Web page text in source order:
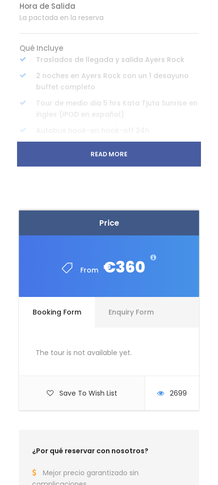
Price
From €360
Booking Form Enquiry Form
The tour is not available yet.
Save To Wish List 2699
¿Por qué reservar con nosotros?
Mejor precio garantizado sin
Hora de Salida
La pactada en la reserva
Qué Incluye
Traslados de llegada y salida Ayers Rock
2 noches en Ayers Rock con un 1 desayuno
buffet completo
Tour de medio dia 5 hrs Kata Tjuta Sunrise en
ingles (IPOD en español)
Australia Maravillosa Ayers
hrs.
Excursión opcional Atardecer con Barbacoa incluida:
READ MORE